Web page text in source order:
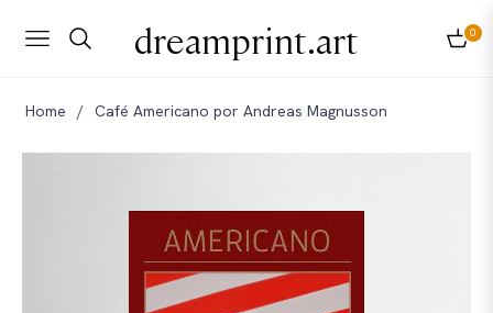
Navigation dreamprint.art 0
Home / Café Americano por Andreas Magnusson